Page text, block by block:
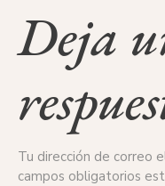
Deja
Tu dirección de correo
campos obligatorios